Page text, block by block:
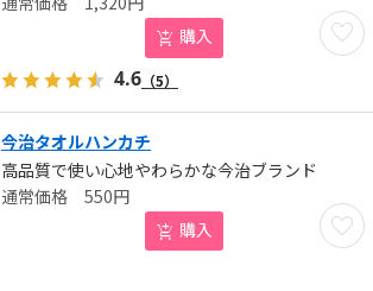
お気
購入
4.6 （5）
今治タオルハンカチ
高品質で使い心地やわらかな今治ブランド
お気
550円
購入